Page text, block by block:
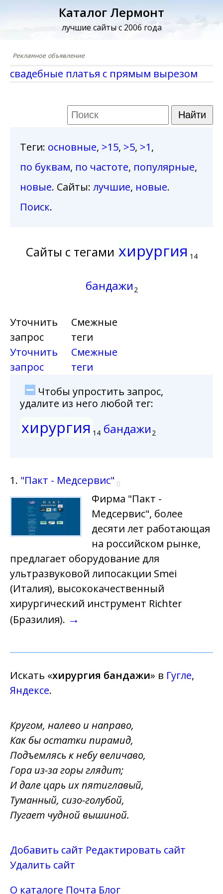
Каталог Лермонт
лучшие сайты с 2006 года
свадебные платья с прямым вырезом
Теги: основные, >15, >5, >1,
по буквам, по частоте, популярные,
новые. Сайты: лучшие, новые.
Поиск.
Сайты с тегами хирургия 14
бандажи 2
Уточнить
запрос
Уточнить
запрос
Смежные
теги
Смежные
теги
Чтобы упростить запрос,
удалите из него любой тег:
хирургия 14 бандажи 2
1. "Пакт - Медсервис" 0
Фирма "Пакт -
Медсервис", более
десяти лет работающая
на российском рынке,
предлагает оборудование для
ультразвуковой липосакции Smei
(Италия), высококачественный
хирургический инструмент Richter
(Бразилия). →
Искать «хирургия бандажи» в Гугле,
Яндексе.
Кругом, налево и направо,
Как бы остатки пирамид,
Подъемлясь к небу величаво,
Гора из-за горы глядит;
И дале царь их пятиглавый,
Туманный, сизо-голубой,
Пугает чудной вышиной.
Добавить сайт Редактировать сайт
Удалить сайт
О каталоге Почта Блог